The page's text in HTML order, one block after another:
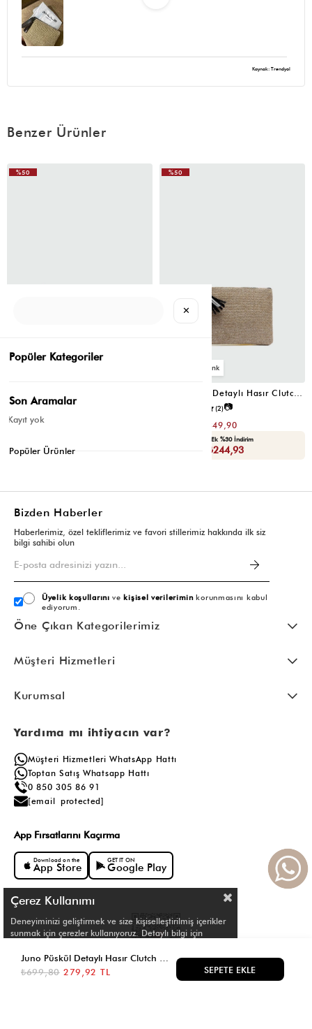
B** D**
Kaynak: Trendyol
Benzer Ürünler
📷
₺699,80
Sepette : ₺279,92
%50
(2)📷
₺349,90
Seçili Ürünlerde Ek %30 İndirim
Sepette : ₺244,93
%50
Bizden Haberler
Haberlerimiz, özel tekliflerimiz ve favori stillerimiz hakkında ilk siz
bilgi sahibi olun
Üyelik koşullarını vekişisel verileriminkorunmasını kabul
ediyorum.
Öne Çıkan Kategorilerimiz
Müşteri Hizmetleri
Kurumsal
Yardıma mı ihtiyacın var?
Müşteri Hizmetleri WhatsApp Hattı
Toptan Satış Whatsapp Hattı
0 850 305 86 91
[email protected]
App Fırsatlarını Kaçırma
Download on the
App Store
GET IT ON
Google Play
Çerez Kullanımı
Deneyiminizi geliştirmek ve size kişiselleştirilmiş içerikler
sunmak için çerezler kullanıyoruz. Detaylı bilgi için
₺699,80 279,92 TL
✕
Popüler Kategoriler
Son Aramalar
Kayıt yok
Popüler Ürünler